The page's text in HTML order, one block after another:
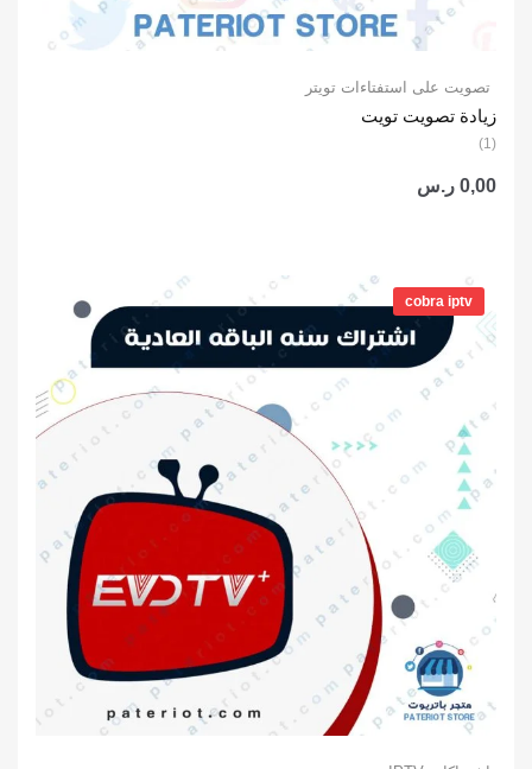
تصويت على استفتاءات تويتر
زيادة تصويت تويت
(1)
0,00 ر.س
cobra iptv
السعر:
من
خلال